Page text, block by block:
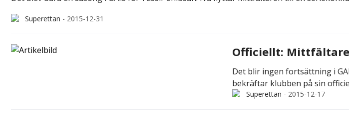
Superettan - 2015-12-31
Officiellt: Mittfältare
Det blir ingen fortsättning i
bekräftar klubben på sin
Superettan - 2015-12-17